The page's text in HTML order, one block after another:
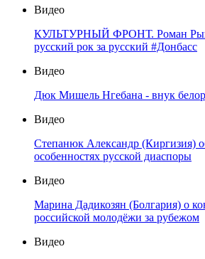
Видео
КУЛЬТУРНЫЙ ФРОНТ. Роман
русский рок за русский #Донбасс
Видео
Дюк Мишель Нгебана - внук
Видео
Степанюк Александр (Киргизия)
особенностях русской диаспоры
Видео
Марина Дадикозян (Болгария) о
российской молодёжи за рубежом
Видео